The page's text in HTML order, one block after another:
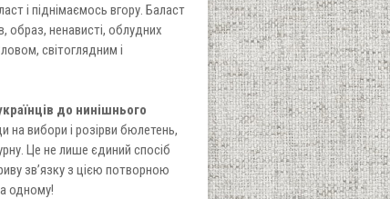
і піднімаємось вгору. Баласт
образ, ненависті, облудних
світоглядним і
до нинішнього
на вибори і розірви бюлетень,
Це не лише єдиний спосіб
зв’язку з цією потворною
одному!